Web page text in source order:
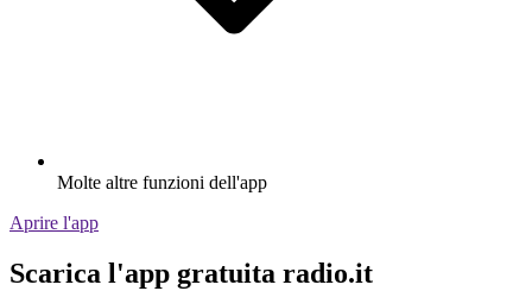
Molte altre funzioni dell'app
Aprire l'app
Scarica l'app gratuita radio.it